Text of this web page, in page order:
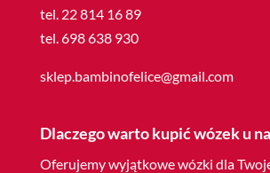
tel. 22 814 16 89
tel. 698 638 930
sklep.bambinofelice@gmail.com
Dlaczego warto kupić wózek u
Oferujemy wyjątkowe wózki dla